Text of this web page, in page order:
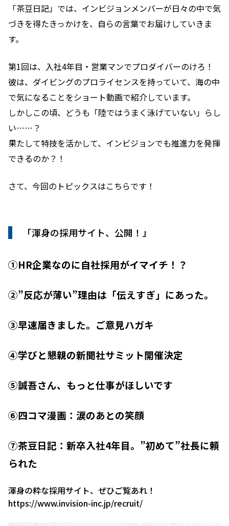
「茶豆日記」では、インビジョンメンバーが日々の中で気
づきを得たきっかけを、自らの言葉でお届けしていきま
す。
第1回は、入社4年目・営業マンでプロダイバーのけろ！
彼は、ダイビングのプロライセンスを持っていて、海の中
で気になることをショート動画で紹介しています。
しかしこの頃、どうも「陸ではうまく泳げていない」らし
い……？
果たして特技を活かして、インビジョンでも推進力を発揮
できるのか？！
さて、今回のトピックスはこちらです！
「渾身の採用サイト、公開！」
①HR企業なのに自社採用がイマイチ！？
②”反応が薄い”理由は「伝えすぎ」にあった。
③早速届きました。ご意見ハガキ
④学びと懇親の新聞社サミット開催決定
⑤誠吾さん、もっと仕事がほしいです
⑥四コマ漫画：涙のあとの笑顔
⑦茶豆日記：新卒入社4年目。”初めて”社長に頼
られた
渾身の粋な採用サイト、ぜひご覧あれ！
https://www.invision-inc.jp/recruit/